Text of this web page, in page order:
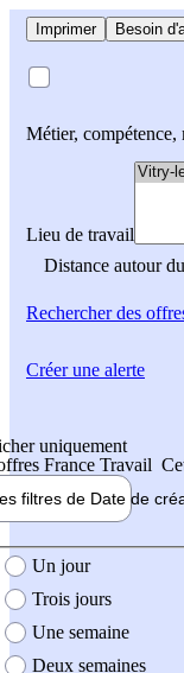
Imprimer Besoin
Métier,
Lieu de travail
Distance autour
Rechercherdes
uniquement
France Travail
filtres de Date de
création de l'offre
Un jour
Trois jours
Une semaine
Deux semaines
Créer une alerte